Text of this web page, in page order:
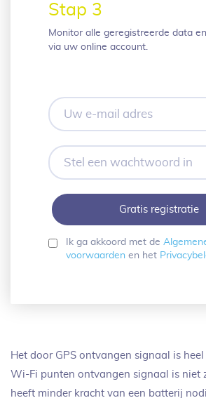
Stap 3
Monitor alle geregistreerde data
via uw online account.
Uw
e-
mail
adres
Stel
een
wachtwoord
in
Ik ga akkoord met de
voorwaardenen het
Het door GPS ontvangen signaal is
Wi-Fi punten ontvangen signaal is niet
heeft minder kracht van een batterij